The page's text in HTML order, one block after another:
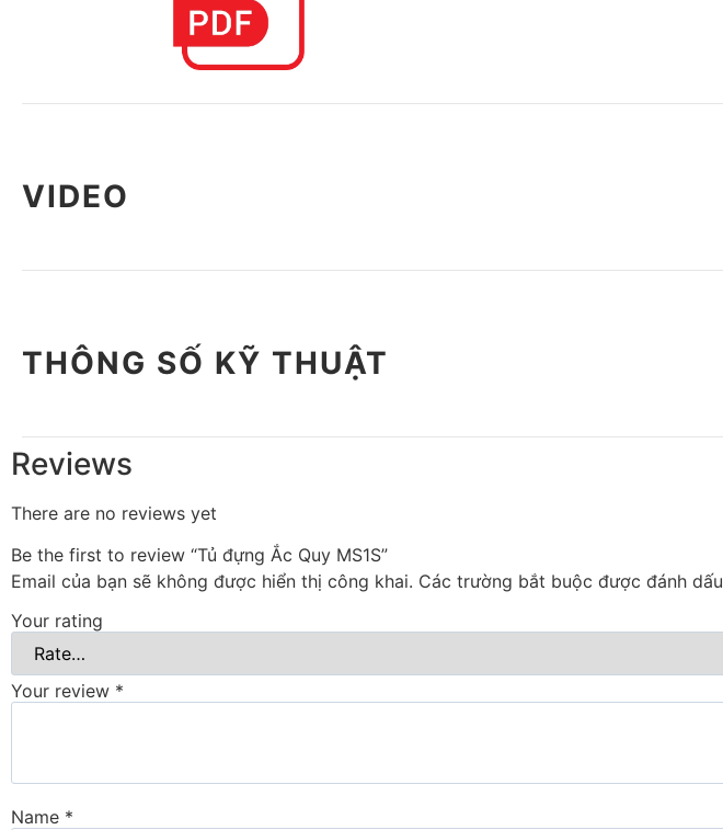
VIDEO
THÔNG SỐ KỸ THUẬT
Reviews
There are no reviews yet
Be the first to review “Tủ đựng Ắc Quy MS1S”
Email của bạn sẽ không được hiển thị công khai. Các trường bắt buộc được đánh dấu
Your rating
Your review *
Name *